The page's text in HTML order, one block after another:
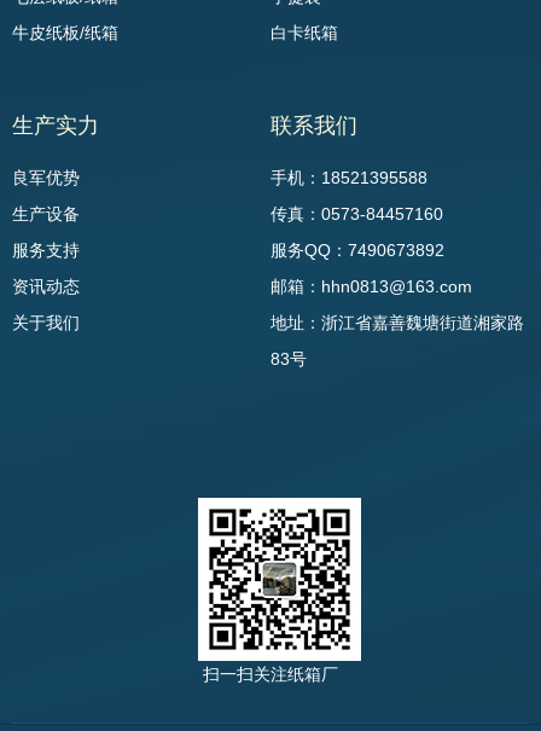
牛皮纸板/纸箱
白卡纸箱
生产实力
良军优势
生产设备
服务支持
资讯动态
关于我们
联系我们
手机：18521395588
传真：0573-84457160
服务QQ：7490673892
邮箱：hhn0813@163.com
地址：浙江省嘉善魏塘街道湘家路
83号
扫一扫关注纸箱厂